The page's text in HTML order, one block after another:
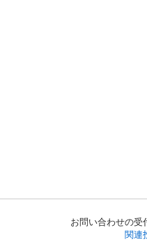
お問い合わせの受
関連